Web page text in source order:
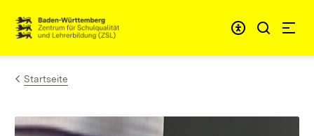
Zum Inhalt springen
Link zur Startseite
Startseite